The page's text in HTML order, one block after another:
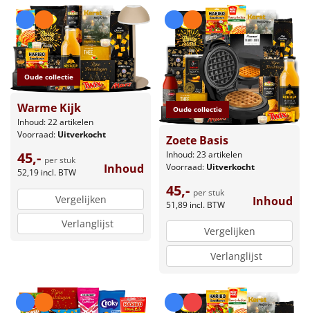
Oude collectie
Warme Kijk
Inhoud: 22 artikelen
Voorraad: Uitverkocht
45,- per stuk
52,19 incl. BTW Inhoud
Vergelijken
Verlanglijst
Oude collectie
Zoete Basis
Inhoud: 23 artikelen
Voorraad: Uitverkocht
45,- per stuk
51,89 incl. BTW Inhoud
Vergelijken
Verlanglijst